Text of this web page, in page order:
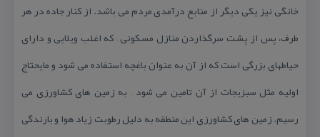
خانگی نیز یكی دیگر از منابع درآمدی مردم می باشد. از كنار جاده در هر
طرف، پس از پشت سرگذاردن منازل مسكونی – كه اغلب ویلایی و دارای
حیاطهای بزرگی است كه از آن به عنوان باغچه استفاده می شود و مایحتاج
اولیه مثل سبزیجات از آن تامین می شود – به زمین های كشاورزی می
رسیم. زمین های كشاورزی این منطقه به دلیل رطوبت زیاد هوا و بارندگی